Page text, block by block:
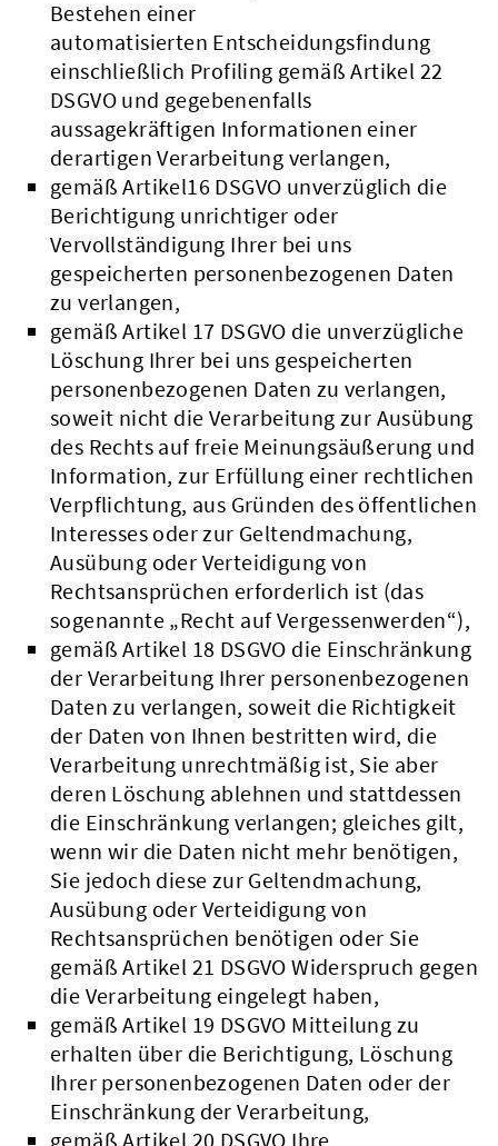
Bestehen einer
automatisierten Entscheidungsfindung
einschließlich Profiling gemäß Artikel 22
DSGVO und gegebenenfalls
aussagekräftigen Informationen einer
derartigen Verarbeitung verlangen,
gemäß Artikel16 DSGVO unverzüglich die
Berichtigung unrichtiger oder
Vervollständigung Ihrer bei uns
gespeicherten personenbezogenen Daten
zu verlangen,
gemäß Artikel 17 DSGVO die unverzügliche
Löschung Ihrer bei uns gespeicherten
personenbezogenen Daten zu verlangen,
soweit nicht die Verarbeitung zur Ausübung
des Rechts auf freie Meinungsäußerung und
Information, zur Erfüllung einer rechtlichen
Verpflichtung, aus Gründen des öffentlichen
Interesses oder zur Geltendmachung,
Ausübung oder Verteidigung von
Rechtsansprüchen erforderlich ist (das
sogenannte „Recht auf Vergessenwerden“),
gemäß Artikel 18 DSGVO die Einschränkung
der Verarbeitung Ihrer personenbezogenen
Daten zu verlangen, soweit die Richtigkeit
der Daten von Ihnen bestritten wird, die
Verarbeitung unrechtmäßig ist, Sie aber
deren Löschung ablehnen und stattdessen
die Einschränkung verlangen; gleiches gilt,
wenn wir die Daten nicht mehr benötigen,
Sie jedoch diese zur Geltendmachung,
Ausübung oder Verteidigung von
Rechtsansprüchen benötigen oder Sie
gemäß Artikel 21 DSGVO Widerspruch gegen
die Verarbeitung eingelegt haben,
gemäß Artikel 19 DSGVO Mitteilung zu
erhalten über die Berichtigung, Löschung
Ihrer personenbezogenen Daten oder der
Einschränkung der Verarbeitung,
gemäß Artikel 20 DSGVO Ihre